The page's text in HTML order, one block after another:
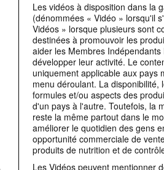
Les vidéos à disposition dans la
(dénommées « Vidéo » lorsqu'il
Vidéos » lorsque plusieurs sont
destinées à promouvoir les
aider les Membres Indépendants
développer leur activité. Le
uniquement applicable aux pays
menu déroulant. La disponibilité,
formules et/ou aspects des
d'un pays à l'autre. Toutefois, la
reste la même partout dans le
améliorer le quotidien des gens
opportunité commerciale de
produits de nutrition et de
Les Vidéos peuvent mentionner
Privacy by Design(respect de la vie
La RGPD exige également la protection de la vie
by design).